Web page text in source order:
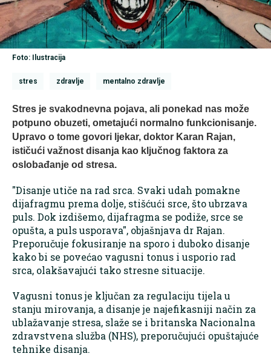
Foto: Ilustracija
stres zdravlje mentalno zdravlje
​Stres je svakodnevna pojava, ali ponekad nas može
potpuno obuzeti, ometajući normalno funkcionisanje.
Upravo o tome govori ljekar, doktor Karan Rajan,
ističući važnost disanja kao ključnog faktora za
oslobađanje od stresa.
"Disanje utiče na rad srca. Svaki udah pomakne
dijafragmu prema dolje, stišćući srce, što ubrzava
puls. Dok izdišemo, dijafragma se podiže, srce se
opušta, a puls usporava", objašnjava dr Rajan.
Preporučuje fokusiranje na sporo i duboko disanje
kako bi se povećao vagusni tonus i usporio rad
srca, olakšavajući tako stresne situacije.
Vagusni tonus je ključan za regulaciju tijela u
stanju mirovanja, a disanje je najefikasniji način za
ublažavanje stresa, slaže se i britanska Nacionalna
zdravstvena služba (NHS), preporučujući opuštajuće
tehnike disanja.